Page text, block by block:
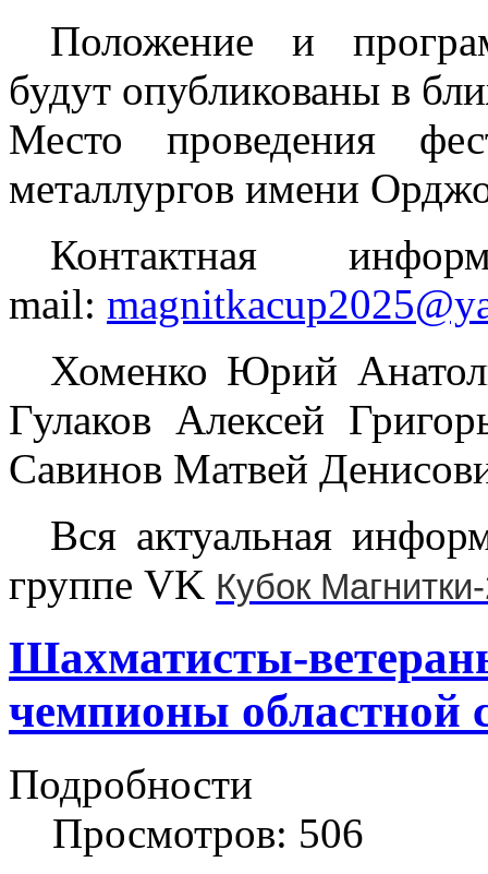
Положение и
будут опубликованы в
Место проведения
металлургов имени
Контактная
mail:
Хоменко Юрий
Гулаков Алексей
Савинов Матвей
Вся актуальная
группе VK Кубок
Шахматисты-
чемпионы областной
Подробности
Просмотров: 506